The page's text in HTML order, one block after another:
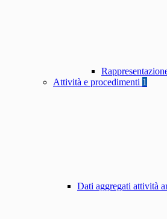
Attività e procedimenti 1
Dati aggregati attività